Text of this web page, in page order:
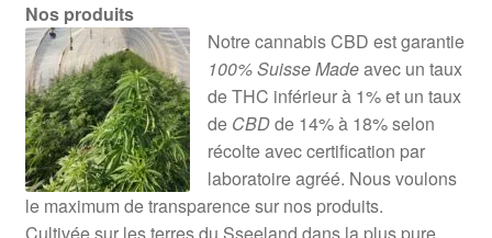
Nos produits
Notre cannabis CBD est garantie
100% Suisse Madeavec un taux
de THC inférieur à 1% et un taux
deCBDde 14% à 18% selon
récolte avec certification par
laboratoire agréé. Nous voulons
le maximum de transparence sur nos produits.